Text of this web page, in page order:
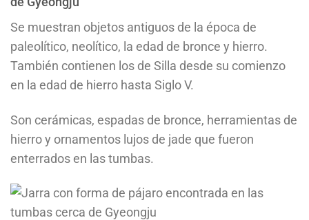
Se muestran objetos antiguos de la época de
paleolítico, neolítico, la edad de bronce y hierro.
También contienen los de Silla desde su comienzo
en la edad de hierro hasta Siglo V.
Son cerámicas, espadas de bronce, herramientas de
hierro y ornamentos lujos de jade que fueron
enterrados en las tumbas.